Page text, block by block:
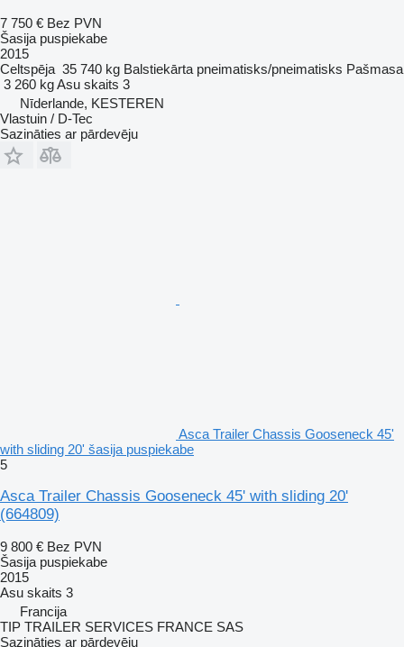
7 750 € Bez PVN
Šasija puspiekabe
2015
Celtspēja 35 740 kg Balstiekārta pneimatisks/pneimatisks Pašmasa
3 260 kgAsu skaits 3
Nīderlande, KESTEREN
Vlastuin / D-Tec
Sazināties ar pārdevēju
Asca Trailer Chassis Gooseneck 45'
with sliding 20' šasija puspiekabe
5
Asca Trailer Chassis Gooseneck 45' with sliding 20'
(664809)
9 800 € Bez PVN
Šasija puspiekabe
2015
Asu skaits 3
Francija
TIP TRAILER SERVICES FRANCE SAS
Sazināties ar pārdevēju